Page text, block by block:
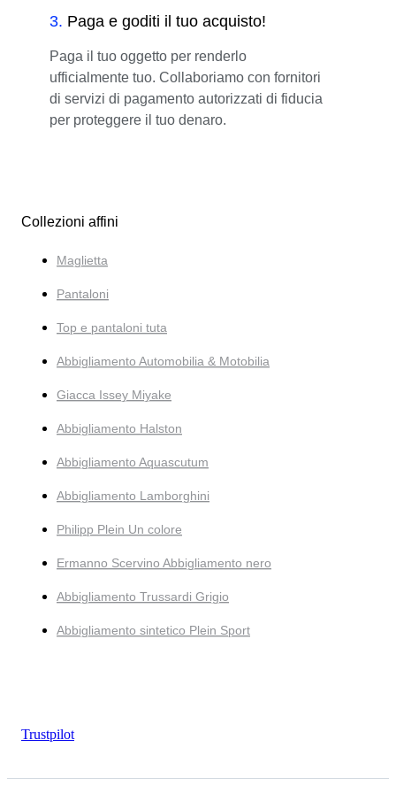
3. Paga e goditi il tuo acquisto!
Paga il tuo oggetto per renderlo
ufficialmente tuo. Collaboriamo con fornitori
di servizi di pagamento autorizzati di fiducia
per proteggere il tuo denaro.
Collezioni affini
Maglietta
Pantaloni
Top e pantaloni tuta
Abbigliamento Automobilia & Motobilia
Giacca Issey Miyake
Abbigliamento Halston
Abbigliamento Aquascutum
Abbigliamento Lamborghini
Philipp Plein Un colore
Ermanno Scervino Abbigliamento nero
Abbigliamento Trussardi Grigio
Abbigliamento sintetico Plein Sport
Trustpilot